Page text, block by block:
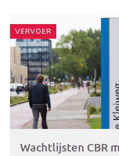
VERVOER
Wachtlijsten CBR